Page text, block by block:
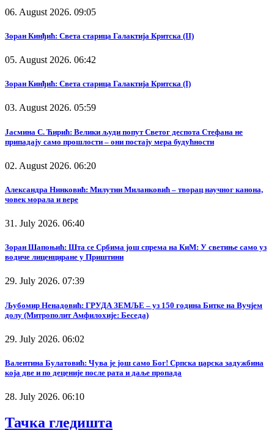
06. August 2026. 09:05
Зоран Кинђић: Света старица Галактија Критска (II)
05. August 2026. 06:42
Зоран Кинђић: Света старица Галактија Критска (I)
03. August 2026. 05:59
Јасмина С. Ћирић: Велики људи попут Светог деспота Стефана не
припадају само прошлости – они постају мера будућности
02. August 2026. 06:20
Александра Нинковић: Милутин Миланковић – творац научног канона,
човек морала и вере
31. July 2026. 06:40
Зоран Шапоњић: Шта се Србима још спрема на КиМ: У светиње само уз
водиче лиценциране у Приштини
29. July 2026. 07:39
Љубомир Ненадовић: ГРУДА ЗЕМЉЕ – уз 150 година Битке на Вучјем
долу (Митрополит Амфилохије: Беседа)
29. July 2026. 06:02
Валентина Булатовић: Чува је још само Бог! Српска царска задужбина
која две и по деценије после рата и даље пропада
28. July 2026. 06:10
Тачка гледишта